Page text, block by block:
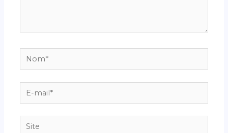
Nom*
E-
mail*
Site